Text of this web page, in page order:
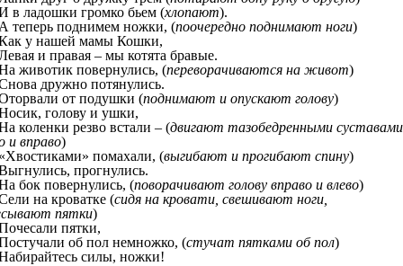
в ладошки громко бьем (хлопают).
теперь поднимем ножки, (поочередно поднимают ноги)
у нашей мамы Кошки,
и правая – мы котята бравые.
животик повернулись, (переворачиваются на живот)
дружно потянулись.
от подушки (поднимают и опускают голову)
голову и ушки,
коленки резво встали – (двигают тазобедренными суставами
и вправо)
помахали, (выгибают и прогибают спину)
прогнулись.
бок повернулись, (поворачивают голову вправо и влево)
на кроватке (сидя на кровати, свешивают ноги,
пятки)
пятки,
об пол немножко, (стучат пятками об пол)
силы, ножки!